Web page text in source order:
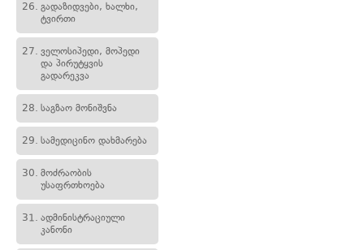
26. გადაზიდვები, ხალხი,
ტვირთი
27. ველოსიპედი, მოპედი
და პირუტყვის
გადარეკვა
28. საგზაო მონიშვნა
29. სამედიცინო დახმარება
30. მოძრაობის
უსაფრთხოება
31. ადმინისტრაციული
კანონი